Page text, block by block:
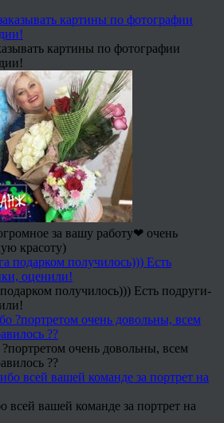
картины по фотографии
за вашу работу❤ очень
красоту)
получилось))) Есть подруги-
очень довольны, всем
??
всей вашей команде за портрет на